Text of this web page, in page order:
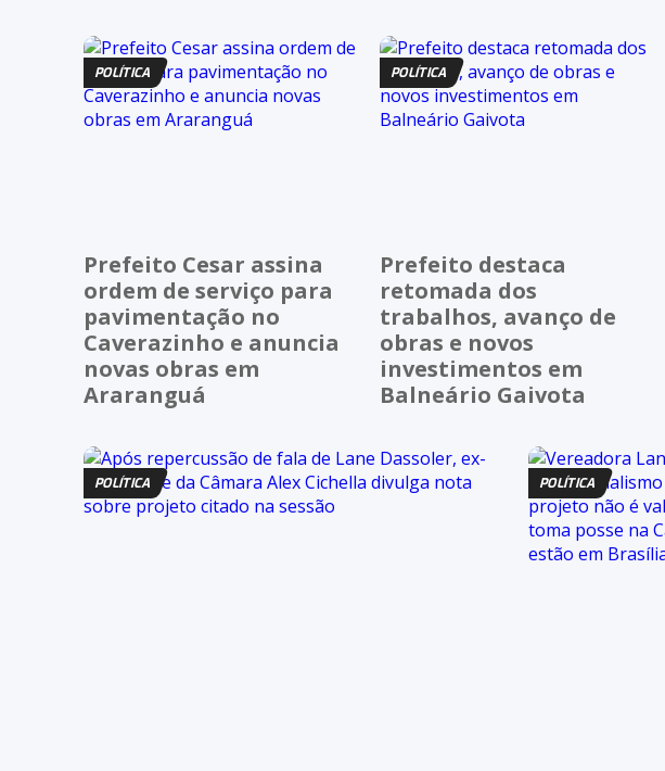
POLÍTICA
Prefeito Cesar assina
ordem de serviço para
pavimentação no
Caverazinho e anuncia
novas obras em
Araranguá
POLÍTICA
Prefeito destaca
retomada dos
trabalhos, avanço de
obras e novos
investimentos em
Balneário Gaivota
POLÍTICA POLÍTICA